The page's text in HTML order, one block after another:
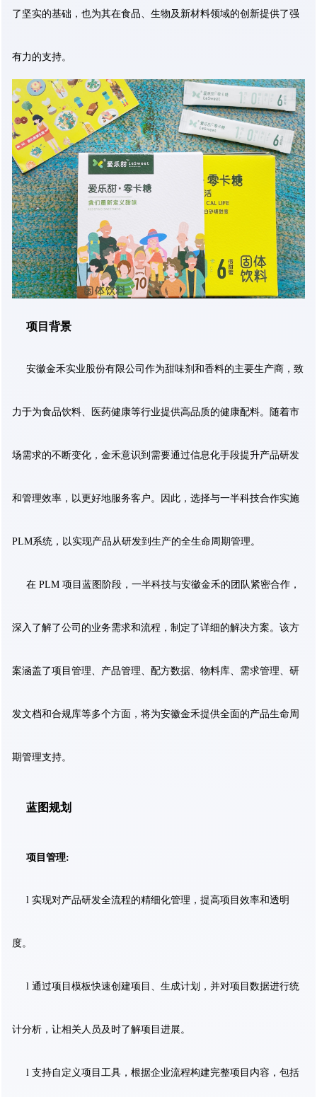
了坚实的基础，也为其在食品、生物及新材料领域的创新提供了强
有力的支持。
项目背景
安徽金禾实业股份有限公司作为甜味剂和香料的主要生产商，致
力于为食品饮料、医药健康等行业提供高品质的健康配料。随着市
场需求的不断变化，金禾意识到需要通过信息化手段提升产品研发
和管理效率，以更好地服务客户。因此，选择与一半科技合作实施
PLM系统，以实现产品从研发到生产的全生命周期管理。
在 PLM 项目蓝图阶段，一半科技与安徽金禾的团队紧密合作，
深入了解了公司的业务需求和流程，制定了详细的解决方案。该方
案涵盖了项目管理、产品管理、配方数据、物料库、需求管理、研
发文档和合规库等多个方面，将为安徽金禾提供全面的产品生命周
期管理支持。
蓝图规划
项目管理:
l 实现对产品研发全流程的精细化管理，提高项目效率和透明
度。
l 通过项目模板快速创建项目、生成计划，并对项目数据进行统
计分析，让相关人员及时了解项目进展。
l 支持自定义项目工具，根据企业流程构建完整项目内容，包括